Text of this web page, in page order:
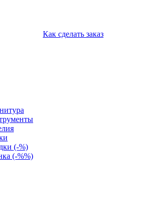
Как сделать заказ
(-%)
(-%%)